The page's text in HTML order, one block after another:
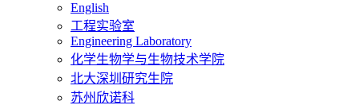
English
工程实验室
Engineering Laboratory
化学生物学与生物技术学院
北大深圳研究生院
苏州欣诺科